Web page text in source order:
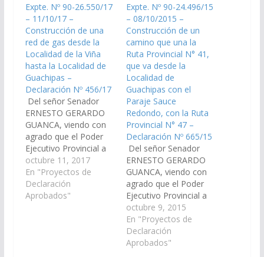
Expte. Nº 90-26.550/17
– 11/10/17 –
Construcción de una
red de gas desde la
Localidad de la Viña
hasta la Localidad de
Guachipas –
Declaración Nº 456/17
Del señor Senador
ERNESTO GERARDO
GUANCA, viendo con
agrado que el Poder
Ejecutivo Provincial a
través del Ministerio de
Finanzas y Obras
Públicas, arbitren los
medios necesarios a
octubre 11, 2017
En "Proyectos de
Declaración
Aprobados"
Expte. Nº 90-24.496/15
– 08/10/2015 –
Construcción de un
camino que una la
Ruta Provincial N° 41,
que va desde la
Localidad de
Guachipas con el
Paraje Sauce
Redondo, con la Ruta
Provincial N° 47 –
Declaración Nº 665/15
Del señor Senador
ERNESTO GERARDO
GUANCA, viendo con
agrado que el Poder
Ejecutivo Provincial a
través del Ministerio de
Finanzas y Obras
Públicas, arbitren los
medios necesarios a
octubre 9, 2015
En "Proyectos de
Declaración
Aprobados"